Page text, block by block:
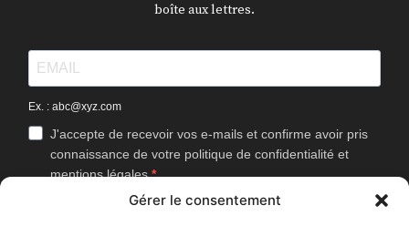
Gérer le consentement
boîte aux lettres.
Ex. : abc@xyz.com
J'accepte de recevoir vos e-mails et confirme avoir pris
connaissance de votre politique de confidentialité et
mentions légales.
Vous pouvez vous désinscrire à tout moment en cliquant sur le lien